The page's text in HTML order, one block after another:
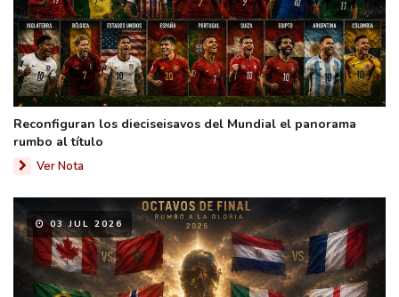
Reconfiguran los dieciseisavos del Mundial el panorama
rumbo al título
Ver Nota
03 JUL 2026